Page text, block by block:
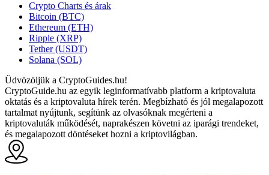
Crypto Charts és árak
Bitcoin (BTC)
Ethereum (ETH)
Ripple (XRP)
Tether (USDT)
Solana (SOL)
Üdvözöljük a CryptoGuides.hu!
CryptoGuide.hu az egyik leginformatívabb platform a kriptovaluta
oktatás és a kriptovaluta hírek terén. Megbízható és jól megalapozott
tartalmat nyújtunk, segítünk az olvasóknak megérteni a
kriptovaluták működését, naprakészen követni az iparági trendeket,
és megalapozott döntéseket hozni a kriptovilágban.